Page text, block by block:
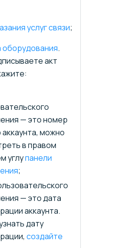
услуг связи;
оборудования.
акт
— это номер
можно
в правом
углупанели
;
— это дата
аккаунта.
дату
создайте